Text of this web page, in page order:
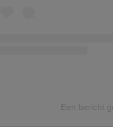
Een bericht